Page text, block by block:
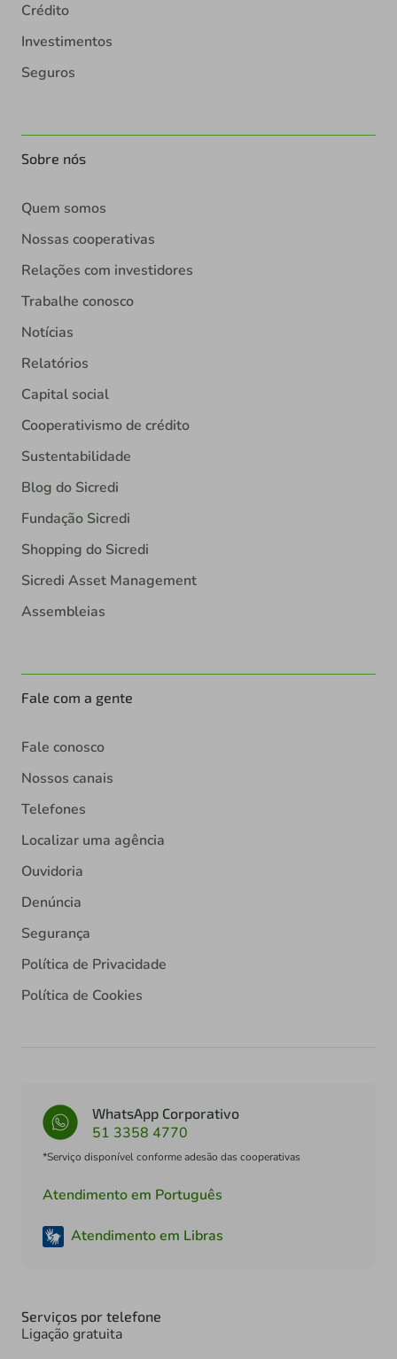
Crédito
Investimentos
Seguros
Sobre nós
Quem somos
Nossas cooperativas
Relações com investidores
Trabalhe conosco
Notícias
Relatórios
Capital social
Cooperativismo de crédito
Sustentabilidade
Blog do Sicredi
Fundação Sicredi
Shopping do Sicredi
Sicredi Asset Management
Assembleias
Fale com a gente
Fale conosco
Nossos canais
Telefones
Localizar uma agência
Ouvidoria
Denúncia
Segurança
Política de Privacidade
Política de Cookies
WhatsApp Corporativo
51 3358 4770
*Serviço disponível conforme adesão das cooperativas
Atendimento em Português
Atendimento em Libras
Serviços por telefone
Ligação gratuita